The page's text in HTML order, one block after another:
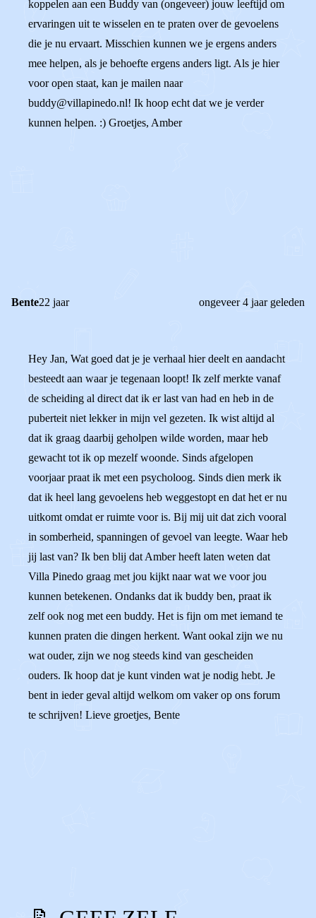
koppelen aan een Buddy van (ongeveer) jouw leeftijd om
ervaringen uit te wisselen en te praten over de gevoelens
die je nu ervaart. Misschien kunnen we je ergens anders
mee helpen, als je behoefte ergens anders ligt. Als je hier
voor open staat, kan je mailen naar
buddy@villapinedo.nl! Ik hoop echt dat we je verder
kunnen helpen. :) Groetjes, Amber
Bente22 jaar ongeveer 4 jaar geleden
Hey Jan, Wat goed dat je je verhaal hier deelt en aandacht
besteedt aan waar je tegenaan loopt! Ik zelf merkte vanaf
de scheiding al direct dat ik er last van had en heb in de
puberteit niet lekker in mijn vel gezeten. Ik wist altijd al
dat ik graag daarbij geholpen wilde worden, maar heb
gewacht tot ik op mezelf woonde. Sinds afgelopen
voorjaar praat ik met een psycholoog. Sinds dien merk ik
dat ik heel lang gevoelens heb weggestopt en dat het er nu
uitkomt omdat er ruimte voor is. Bij mij uit dat zich vooral
in somberheid, spanningen of gevoel van leegte. Waar heb
jij last van? Ik ben blij dat Amber heeft laten weten dat
Villa Pinedo graag met jou kijkt naar wat we voor jou
kunnen betekenen. Ondanks dat ik buddy ben, praat ik
zelf ook nog met een buddy. Het is fijn om met iemand te
kunnen praten die dingen herkent. Want ookal zijn we nu
wat ouder, zijn we nog steeds kind van gescheiden
ouders. Ik hoop dat je kunt vinden wat je nodig hebt. Je
bent in ieder geval altijd welkom om vaker op ons forum
te schrijven! Lieve groetjes, Bente